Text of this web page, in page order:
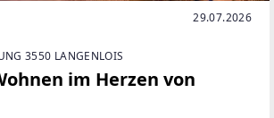
29.07.2026
3550 LANGENLOIS
im Herzen von